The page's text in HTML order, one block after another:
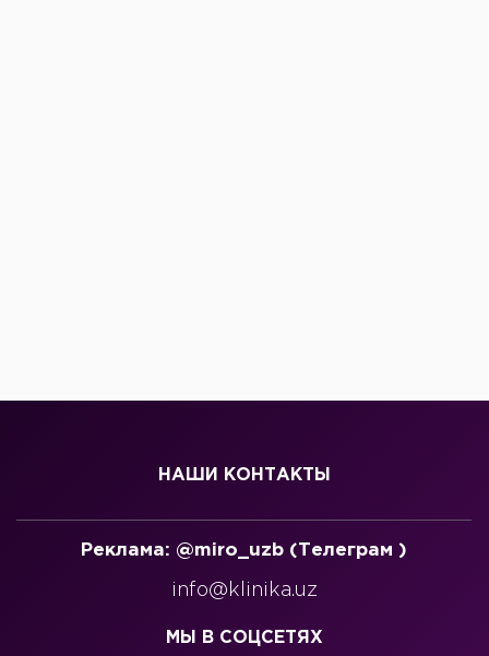
НАШИ КОНТАКТЫ
Реклама: @miro_uzb (Телеграм )
info@klinika.uz
МЫ В СОЦСЕТЯХ